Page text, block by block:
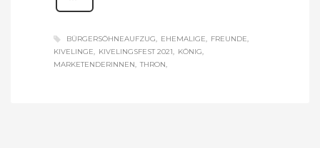
BÜRGERSÖHNEAUFZUG EHEMALIGE
FREUNDE
KIVELINGE
KIVELINGSFEST 2021
KÖNIG
MARKETENDERINNEN
THRON